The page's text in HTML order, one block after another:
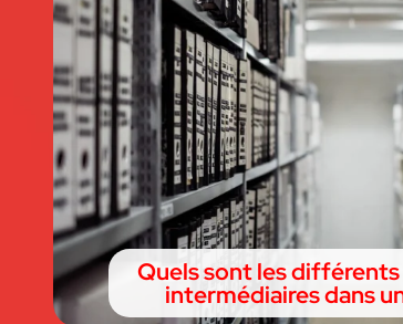
Quels sont les différents
intermédiaires dans